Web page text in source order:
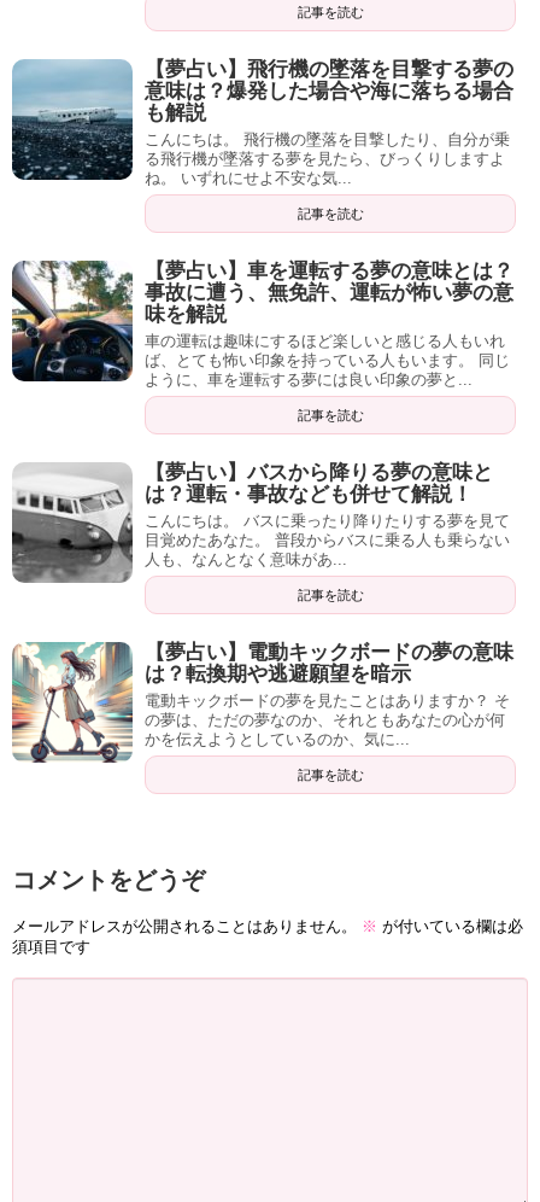
受け取り方を変換してあげなければいけないものがありま
根気よく夢と向き合っていれば、いずれあなたも判断がで
きるようになります。
そうすれば現実でもある程度の覚悟や対策ができ、楽に生
夢があなたに伝えてくれるメッセージを見逃さないように
しましょう。
最後までご覧いただき、ありがとうございました。
関連記事
記事を読む
【夢占い】飛行機の墜落を目撃する夢の
意味は？爆発した場合や海に落ちる場合
も解説
こんにちは。 飛行機の墜落を目撃したり、自分が乗
る飛行機が墜落する夢を見たら、びっくりしますよ
ね。 いずれにせよ不安な気...
記事を読む
【夢占い】車を運転する夢の意味とは？
事故に遭う、無免許、運転が怖い夢の意
味を解説
車の運転は趣味にするほど楽しいと感じる人もいれ
ば、とても怖い印象を持っている人もいます。 同じ
ように、車を運転する夢には良い印象の夢と...
記事を読む
【夢占い】バスから降りる夢の意味と
は？運転・事故なども併せて解説！
こんにちは。 バスに乗ったり降りたりする夢を見て
目覚めたあなた。 普段からバスに乗る人も乗らない
人も、なんとなく意味があ...
記事を読む
【夢占い】電動キックボードの夢の意味
は？転換期や逃避願望を暗示
電動キックボードの夢を見たことはありますか？ そ
の夢は、ただの夢なのか、それともあなたの心が何
かを伝えようとしているのか、気に...
記事を読む
コメントをどうぞ
メールアドレスが公開されることはありません。 ※ が付いている欄は必
須項目です